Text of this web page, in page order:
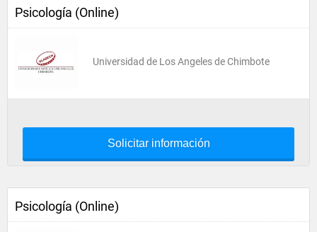
Psicología (Online)
Universidad de Los Angeles de Chimbote
Solicitar información
Psicología (Online)